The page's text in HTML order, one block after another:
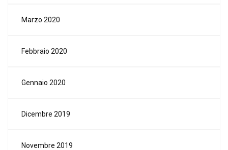
Marzo 2020
Febbraio 2020
Gennaio 2020
Dicembre 2019
Novembre 2019